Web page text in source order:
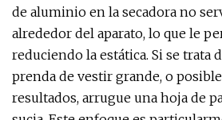
de aluminio en la secadora no
alrededor del aparato, lo que le
reduciendo la estática. Si se trata
prenda de vestir grande, o
resultados, arrugue una hoja de